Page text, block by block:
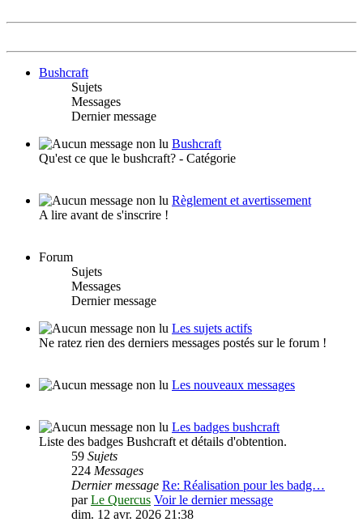
Bushcraft
Sujets
Messages
Dernier message
Bushcraft
Qu'est ce que le bushcraft? - Catégorie
Règlement et avertissement
A lire avant de s'inscrire !
Forum
Sujets
Messages
Dernier message
Les sujets actifs
Ne ratez rien des derniers messages postés sur le forum !
Les nouveaux messages
Les badges bushcraft
Liste des badges Bushcraft et détails d'obtention.
59 Sujets
224 Messages
Dernier message Re: Réalisation pour les badg…
parLe Quercus Voir le dernier message
dim. 12 avr. 2026 21:38